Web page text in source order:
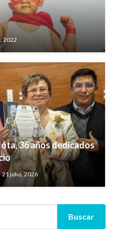
2022
36 años dedicados
21 julio, 2026